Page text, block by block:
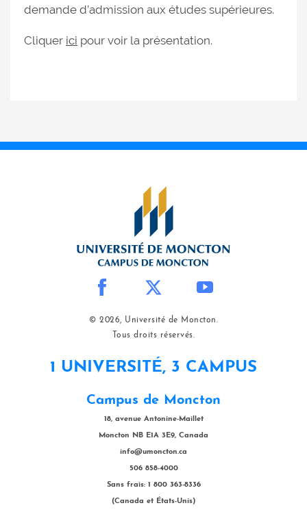
demande d’admission aux études supérieures.
Cliquer ici pour voir la présentation.
© 2026, Université de Moncton.
Tous droits réservés.
1 UNIVERSITÉ, 3 CAMPUS
Campus de Moncton
18, avenue Antonine-Maillet
Moncton NB E1A 3E9, Canada
info@umoncton.ca
506 858-4000
Sans frais: 1 800 363-8336
(Canada et États-Unis)